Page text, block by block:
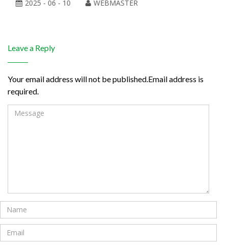
2025 - 06 - 10
WEBMASTER
Leave a Reply
Your email address will not be published.Email address is
required.